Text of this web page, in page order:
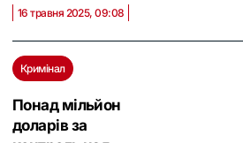
16 травня 2025, 09:08
Кримінал
Понад мільйон
доларів за